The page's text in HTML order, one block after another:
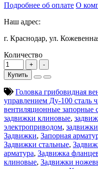
Подробнее об оплате О
Наш адрес:
г. Краснодар, ул.
Количество
Купить
Головка грибовидная
управлением Ду-100 сталь
вентиляционные запорные
задвижки клиновые,
электроприводом,
Задвижки, Запорная
Задвижки стальные,
арматура, Задвижка
клиновые, Задвижки